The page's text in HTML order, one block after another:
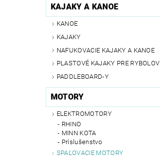
KAJAKY A KANOE
KANOE
KAJAKY
NAFUKOVACIE KAJAKY A KANOE
PLASTOVÉ KAJAKY PRE RYBOLOV
PADDLEBOARD-Y
MOTORY
ELEKTROMOTORY
RHINO
MINN KOTA
Príslušenstvo
SPAĽOVACIE MOTORY